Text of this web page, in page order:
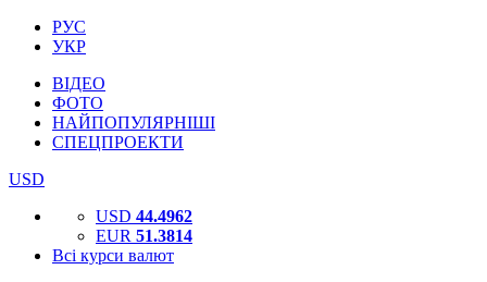
РУС
УКР
ВІДЕО
ФОТО
НАЙПОПУЛЯРНІШІ
СПЕЦПРОЕКТИ
USD
USD 44.4962
EUR 51.3814
Всі курси валют